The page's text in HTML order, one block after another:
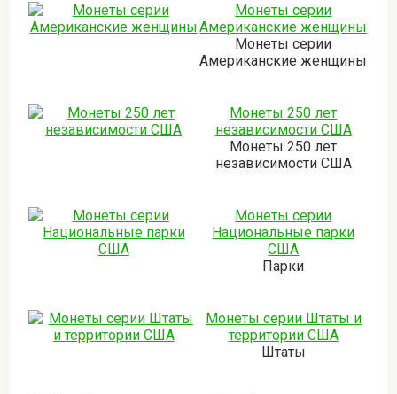
Монеты серии
Американские женщины
Монеты серии
Американские женщины
Монеты 250 лет
независимости США
Монеты 250 лет
независимости США
Монеты серии
Национальные парки
США
Парки
Монеты серии Штаты и
территории США
Штаты